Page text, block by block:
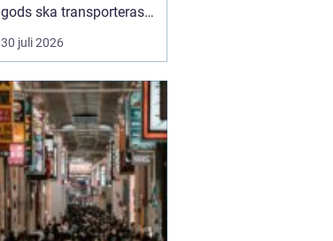
gods ska transporteras
skyddat mot väder, insyn
och stöld. Tack vare de
låsbara konstruktionen
fungerar det som ett
rulland...
30 juli 2026